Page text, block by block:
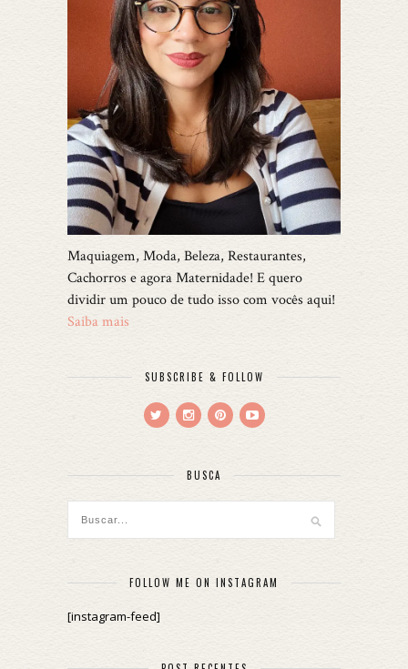
Maquiagem, Moda, Beleza, Restaurantes,
Cachorros e agora Maternidade! E quero
dividir um pouco de tudo isso com vocês aqui!
Saiba mais
SUBSCRIBE & FOLLOW
BUSCA
FOLLOW ME ON INSTAGRAM
[instagram-feed]